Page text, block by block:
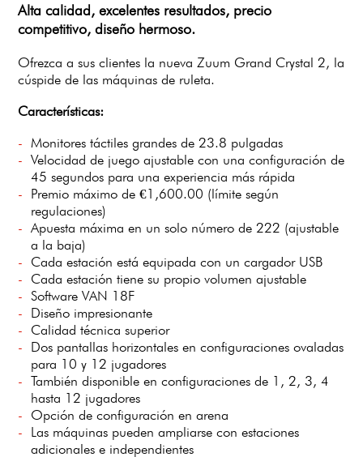
Alta calidad, excelentes resultados, precio
competitivo, diseño hermoso.
Ofrezca a sus clientes la nueva Zuum Grand Crystal 2, la
cúspide de las máquinas de ruleta.
Características:
Monitores táctiles grandes de 23.8 pulgadas
Velocidad de juego ajustable con una configuración de
45 segundos para una experiencia más rápida
Premio máximo de €1,600.00 (límite según
regulaciones)
Apuesta máxima en un solo número de 222 (ajustable
a la baja)
Cada estación está equipada con un cargador USB
Cada estación tiene su propio volumen ajustable
Software VAN 18F
Diseño impresionante
Calidad técnica superior
Dos pantallas horizontales en configuraciones ovaladas
para 10 y 12 jugadores
También disponible en configuraciones de 1, 2, 3, 4
hasta 12 jugadores
Opción de configuración en arena
Las máquinas pueden ampliarse con estaciones
adicionales e independientes